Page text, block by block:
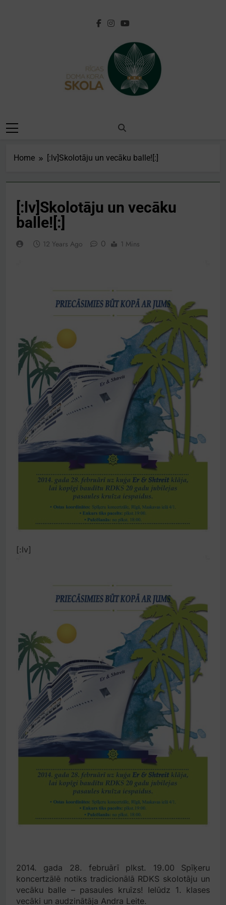
Kora
Skola[:en]Riga
Home [:lv]Skolotāju un vecāku balle![:]
[:lv]Skolotāju un vecāku
balle![:]
12 Years Ago 0 1 Mins
[:lv]
2014. gada 28. februārī plkst. 19.00 Spīķeru
koncertzālē notiks tradicionālā RDKS skolotāju un
vecāku balle – pasaules kruīzs! Ielūdz 1. klases
vecāki un audzinātāja Andra Leite.